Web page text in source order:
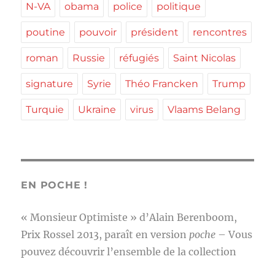
N-VA obama police politique
poutine pouvoir président rencontres
roman Russie réfugiés Saint Nicolas
signature Syrie Théo Francken Trump
Turquie Ukraine virus Vlaams Belang
EN POCHE !
« Monsieur Optimiste » d’Alain Berenboom,
Prix Rossel 2013, paraît en version poche – Vous
pouvez découvrir l’ensemble de la collection